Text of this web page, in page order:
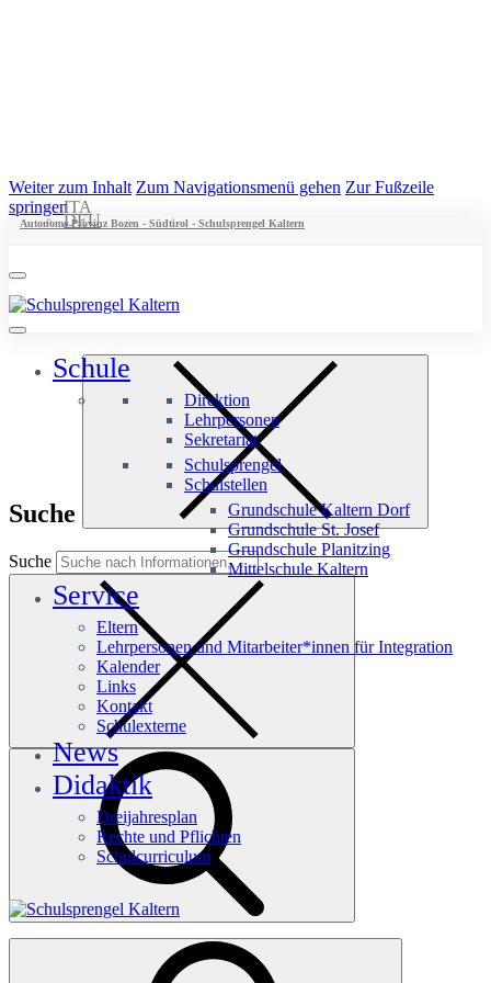
Weiter zum Inhalt Zum Navigationsmenü gehen Zur Fußzeile
springen
Autonome Provinz Bozen - Südtirol - Schulsprengel Kaltern
ITA
DEU
Schule
Direktion
Lehrpersonen
Sekretariat
Schulsprengel
Schulstellen
Grundschule Kaltern Dorf
Grundschule St. Josef
Grundschule Planitzing
Mittelschule Kaltern
Service
Eltern
Lehrpersonen und Mitarbeiter*innen für Integration
Kalender
Links
Kontakt
Schulexterne
News
Didaktik
Dreijahresplan
Rechte und Pflichten
Schulcurriculum
Suche
Suche
Häufige Suchanfragen